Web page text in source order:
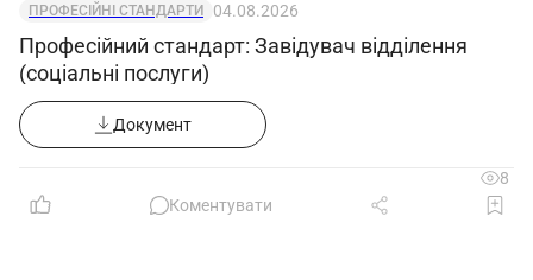
ПРОФЕСІЙНІ СТАНДАРТИ 04.08.2026
Професійний стандарт: Завідувач відділення
(соціальні послуги)
Документ
8
Коментувати